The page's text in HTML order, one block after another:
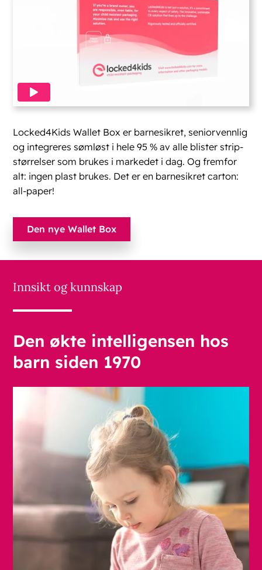
Locked4Kids Wallet Box er barnesikret, seniorvennlig
og integreres sømløst i hele 95 % av alle blister strip-
størrelser som brukes i markedet i dag. Og fremfor
alt: ingen plast brukes. Det er en barnesikret carton:
all-paper!
Den nye Wallet Box
Innsikt og kunnskap
Den økte intelligensen hos
barn siden 1970